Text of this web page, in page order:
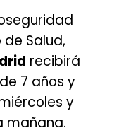
Salud,
recibirá
7 años y
y
mañana.